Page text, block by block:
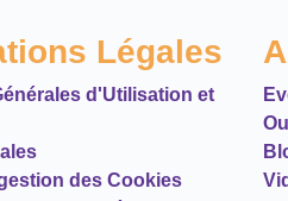
Légales
d'Utilisation et
des Cookies